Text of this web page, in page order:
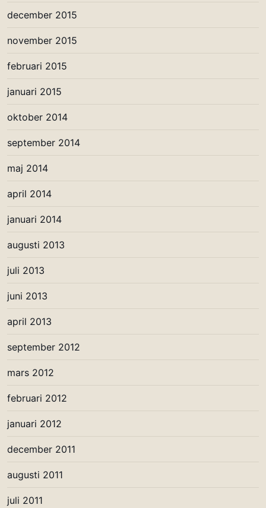
december 2015
november 2015
februari 2015
januari 2015
oktober 2014
september 2014
maj 2014
april 2014
januari 2014
augusti 2013
juli 2013
juni 2013
april 2013
september 2012
mars 2012
februari 2012
januari 2012
december 2011
augusti 2011
juli 2011